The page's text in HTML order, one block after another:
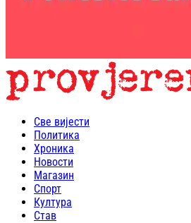
Све вијести
Политика
Хроника
Новости
Магазин
Спорт
Култура
Став